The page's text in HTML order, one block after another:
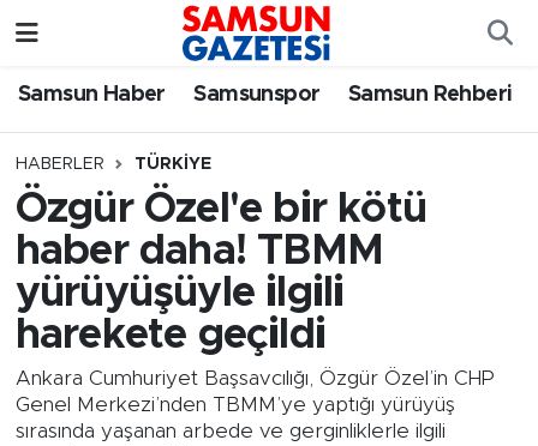
Samsun Haber Samsunspor Samsun Rehberi
HABERLER TÜRKIYE
Özgür Özel'e bir kötü
haber daha! TBMM
yürüyüşüyle ilgili
harekete geçildi
Ankara Cumhuriyet Başsavcılığı, Özgür Özel’in CHP
Genel Merkezi’nden TBMM’ye yaptığı yürüyüş
sırasında yaşanan arbede ve gerginliklerle ilgili
Samsun Haber
Samsunspor
Samsun Rehberi
Resmi İlanlar
Samsun Nöbetçi Eczaneler
Samsun Hava Durumu
SAMSUN Namaz Vakitleri
Samsun Trafik Yoğunluk Haritası
Süper Lig Puan Durumu ve Fikstür
Tüm Manşetler